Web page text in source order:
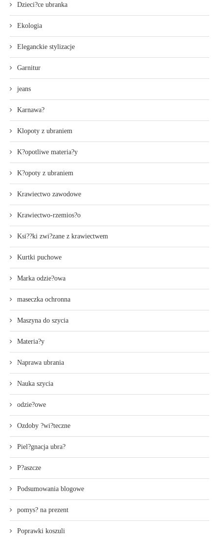
Dzieci?ce ubranka
Ekologia
Eleganckie stylizacje
Garnitur
jeans
Karnawa?
Klopoty z ubraniem
K?opotliwe materia?y
K?opoty z ubraniem
Krawiectwo zawodowe
Krawiectwo-rzemios?o
Ksi??ki zwi?zane z krawiectwem
Kurtki puchowe
Marka odzie?owa
maseczka ochronna
Maszyna do szycia
Materia?y
Naprawa ubrania
Nauka szycia
odzie?owe
Ozdoby ?wi?teczne
Piel?gnacja ubra?
P?aszcze
Podsumowania blogowe
pomys? na prezent
Poprawki koszuli